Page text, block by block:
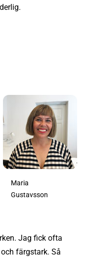
Maria
Gustavsson
Jag fick ofta
färgstark. Så